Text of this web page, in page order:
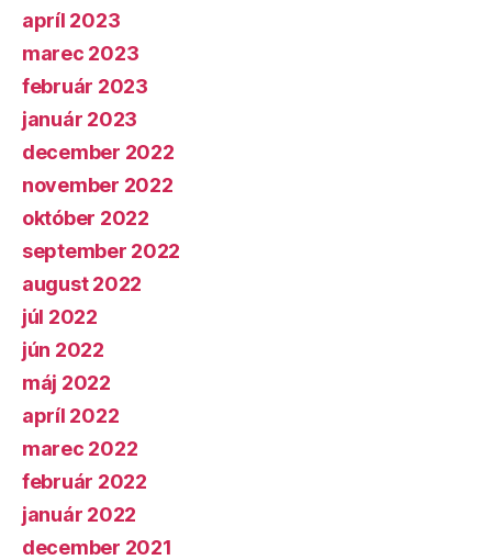
apríl 2023
marec 2023
február 2023
január 2023
december 2022
november 2022
október 2022
september 2022
august 2022
júl 2022
jún 2022
máj 2022
apríl 2022
marec 2022
február 2022
január 2022
december 2021